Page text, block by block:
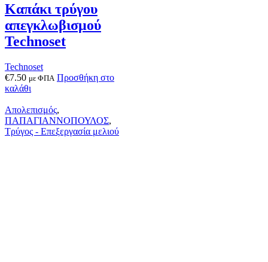
Καπάκι τρύγου
απεγκλωβισμού
Technoset
Technoset
€7.50 με ΦΠΑ Προσθήκη στο
καλάθι
Απολεπισμός,
ΠΑΠΑΓΙΑΝΝΟΠΟΥΛΟΣ,
Τρύγος - Επεξεργασία μελιού